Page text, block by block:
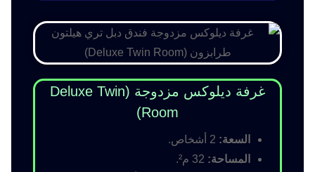
غرفة ديلوكس مزدوجة (Deluxe Twin
Room)
السعة:
المساحة: